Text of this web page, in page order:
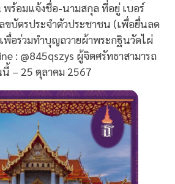
พร้อมแจ้งชื่อ-นามสกุล ที่อยู่ เบอร์
ขบัตรประจำตัวประชาชน (เพื่อยื่นลด
พื่อร่วมทำบุญถวายผ้าพระกฐินวัดไผ่
: @845qszys ผู้จิตศรัทธาสามารถ
– 25 ตุลาคม 2567